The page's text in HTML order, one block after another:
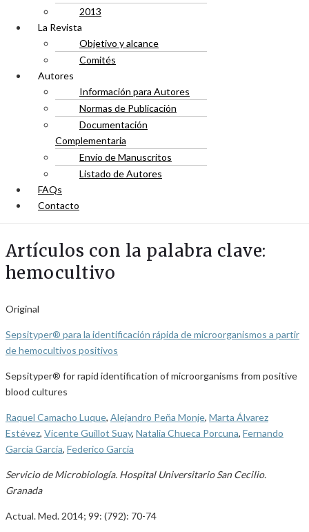
2013
La Revista
Objetivo y alcance
Comités
Autores
Información para Autores
Normas de Publicación
Documentación
Complementaria
Envío de Manuscritos
Listado de Autores
FAQs
Contacto
Artículos con la palabra clave:
hemocultivo
Original
Sepsityper® para la identificación rápida de microorganismos a partir
de hemocultivos positivos
Sepsityper® for rapid identification of microorganisms from positive
blood cultures
Raquel Camacho Luque, Alejandro Peña Monje, Marta Álvarez
Estévez, Vicente Guillot Suay, Natalia Chueca Porcuna, Fernando
García García, Federico García
Servicio de Microbiología. Hospital Universitario San Cecilio.
Granada
Actual. Med. 2014; 99: (792): 70-74